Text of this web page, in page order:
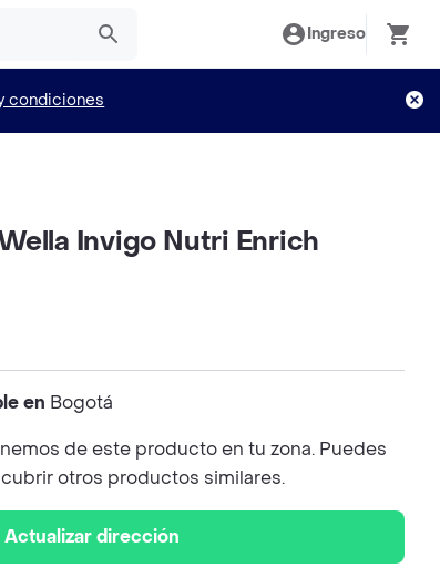
Ingreso
condiciones
Invigo Nutri Enrich
en Bogotá
de este producto en tu zona. Puedes
otros productos similares.
Actualizar dirección